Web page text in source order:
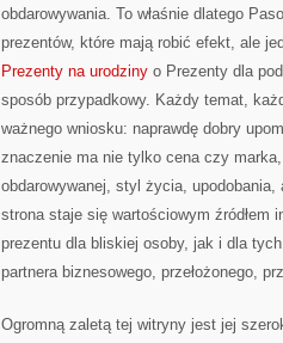
obdarowywania. To właśnie dlatego
prezentów, które mają robić efekt, ale
Prezenty na urodziny o Prezenty dla
sposób przypadkowy. Każdy temat,
ważnego wniosku: naprawdę dobry
znaczenie ma nie tylko cena czy
obdarowywanej, styl życia,
strona staje się wartościowym źródłem
prezentu dla bliskiej osoby, jak i dla
partnera biznesowego, przełożonego,
Ogromną zaletą tej witryny jest jej